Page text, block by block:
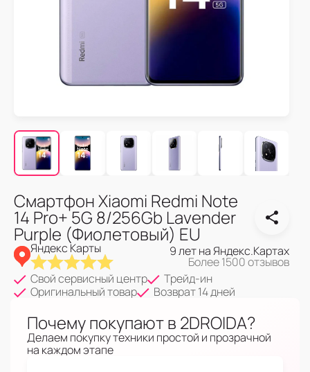
Смартфон Xiaomi Redmi Note
14 Pro+ 5G 8/256Gb Lavender
Purple (Фиолетовый) EU
Яндекс Карты 9 лет на Яндекс.Картах
Более 1500 отзывов
Свой сервисный центр
Трейд-ин
Оригинальный товар
Возврат 14 дней
Почему покупают в 2DROIDA?
Делаем покупку техники простой и прозрачной
на каждом этапе